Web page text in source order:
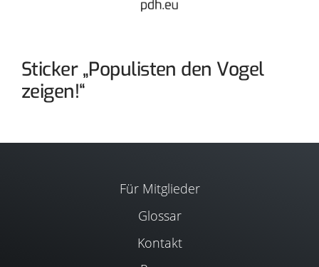
Sticker „Populisten den Vogel
zeigen!“
Für Mitglieder
Glossar
Kontakt